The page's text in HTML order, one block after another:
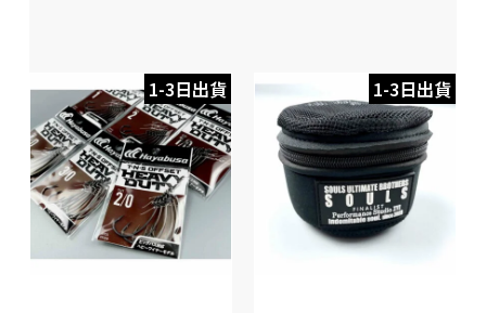
1-3日出貨 1-3日出貨